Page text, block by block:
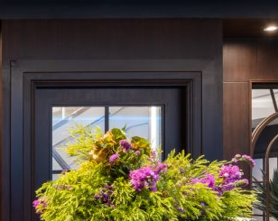
ความ
อาห
โรค